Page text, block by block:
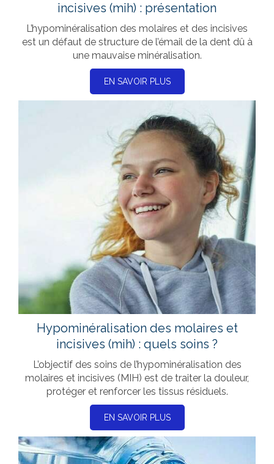
incisives (mih) : présentation
L’hypominéralisation des molaires et des incisives
est un défaut de structure de l’émail de la dent dû à
une mauvaise minéralisation.
EN SAVOIR PLUS
Hypominéralisation des molaires et
incisives (mih) : quels soins ?
L’objectif des soins de l’hypominéralisation des
molaires et incisives (MIH) est de traiter la douleur,
protéger et renforcer les tissus résiduels.
EN SAVOIR PLUS